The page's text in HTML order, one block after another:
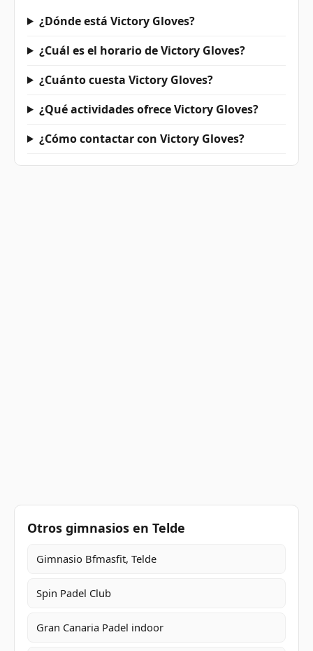
¿Dónde está Victory Gloves?
¿Cuál es el horario de Victory Gloves?
¿Cuánto cuesta Victory Gloves?
¿Qué actividades ofrece Victory Gloves?
¿Cómo contactar con Victory Gloves?
Otros gimnasios en Telde
Gimnasio Bfmasfit, Telde
Spin Padel Club
Gran Canaria Padel indoor